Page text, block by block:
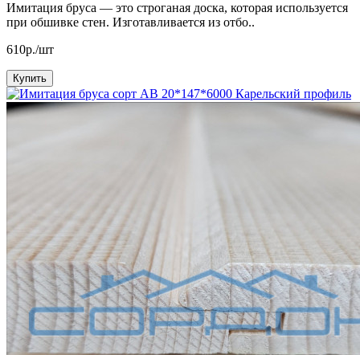
Имитация бруса — это строганая доска, которая используется
при обшивке стен. Изготавливается из отбо..
610р./шт
Купить